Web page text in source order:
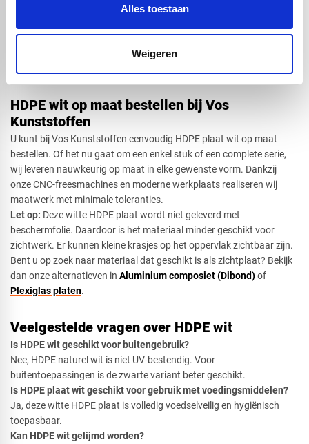
Alles toestaan
Weigeren
Orthopedische hulpmiddelen zoals spalken en beugels
Doordat HDPE naturel wit niet UV-bestendig is, wordt dit materiaal
aanbevolen voor binnengebruik of afgeschermde toepassingen
HDPE wit op maat bestellen bij Vos
Kunststoffen
U kunt bij Vos Kunststoffen eenvoudig HDPE plaat wit op maat
bestellen. Of het nu gaat om een enkel stuk of een complete serie,
wij leveren nauwkeurig op maat in elke gewenste vorm. Dankzij
onze CNC-freesmachines en moderne werkplaats realiseren wij
maatwerk met minimale toleranties.
Let op: Deze witte HDPE plaat wordt niet geleverd met
beschermfolie. Daardoor is het materiaal minder geschikt voor
zichtwerk. Er kunnen kleine krasjes op het oppervlak zichtbaar zijn.
Bent u op zoek naar materiaal dat geschikt is als zichtplaat? Bekijk
dan onze alternatieven in Aluminium composiet (Dibond)of
Plexiglas platen.
Veelgestelde vragen over HDPE wit
Is HDPE wit geschikt voor buitengebruik?
Nee, HDPE naturel wit is niet UV-bestendig. Voor
buitentoepassingen is de zwarte variant beter geschikt.
Is HDPE plaat wit geschikt voor gebruik met voedingsmiddelen?
Ja, deze witte HDPE plaat is volledig voedselveilig en hygiënisch
toepasbaar.
Kan HDPE wit gelijmd worden?